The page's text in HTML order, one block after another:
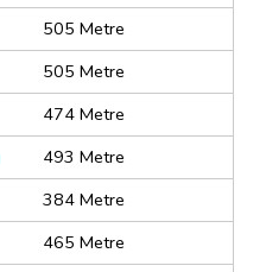
505 Metre
505 Metre
474 Metre
493 Metre
384 Metre
465 Metre